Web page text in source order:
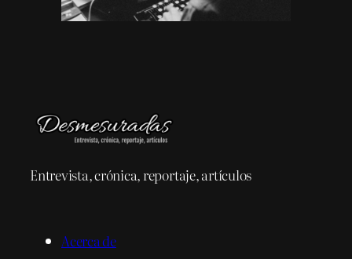
Entrevista, crónica, reportaje, artículos
Acerca de